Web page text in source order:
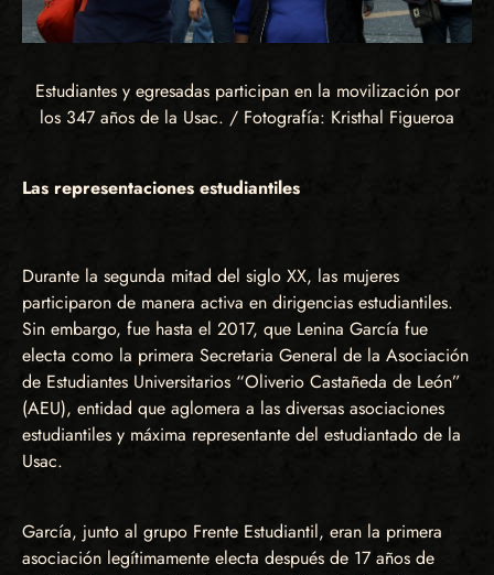
Estudiantes y egresadas participan en la movilización por
los 347 años de la Usac. / Fotografía: Kristhal Figueroa
Las representaciones estudiantiles
Durante la segunda mitad del siglo XX, las mujeres
participaron de manera activa en dirigencias estudiantiles.
Sin embargo, fue hasta el 2017, que Lenina García fue
electa como la primera Secretaria General de la Asociación
de Estudiantes Universitarios “Oliverio Castañeda de León”
(AEU), entidad que aglomera a las diversas asociaciones
estudiantiles y máxima representante del estudiantado de la
Usac.
García, junto al grupo Frente Estudiantil, eran la primera
asociación legítimamente electa después de 17 años de